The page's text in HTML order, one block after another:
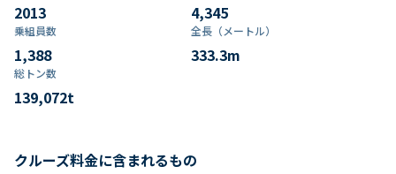
2013 4,345
乗組員数​
1,388
全長（メートル）
333.3m
総トン数​
139,072t
クルーズ料金に含まれるもの